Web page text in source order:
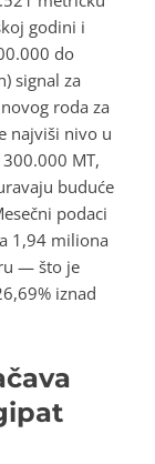
godini i
do
signal za
roda za
najviši nivo u
MT,
buduće
podaci
1,94 miliona
— što je
iznad